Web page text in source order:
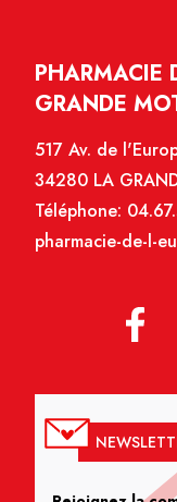
PHARMACIE
GRANDE
517 Av. de
34280 LA
Téléphone:
pharmacie-de-l-